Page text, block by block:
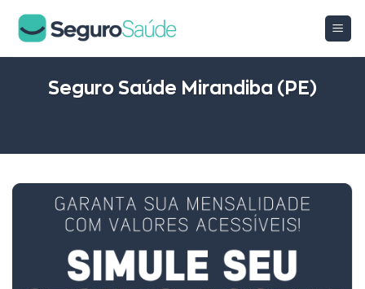
Seguro Saúde Mirandiba (PE)